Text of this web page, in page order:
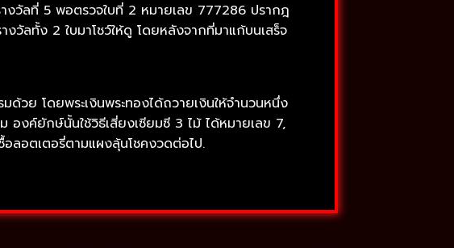
งวัลที่ 5 พอตรวจใบที่ 2 หมายเลข 777286 ปรากฎ
ลทั้ง 2 ใบมาโชว์ให้ดู โดยหลังจากที่มาแก้บนเสร็จ
วย โดยพระเงินพระทองได้ถวายเงินให้จำนวนหนึ่ง
งค์ยักษ์นั้นใช้วิธีเสี่ยงเซียมซี 3 ไม้ ได้หมายเลข 7,
อลอตเตอรี่ตามแผงลุ้นโชคงวดต่อไป.